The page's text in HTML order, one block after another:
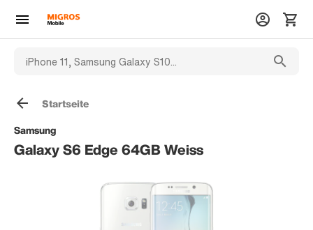
Startseite
Samsung
Galaxy S6 Edge 64GB Weiss